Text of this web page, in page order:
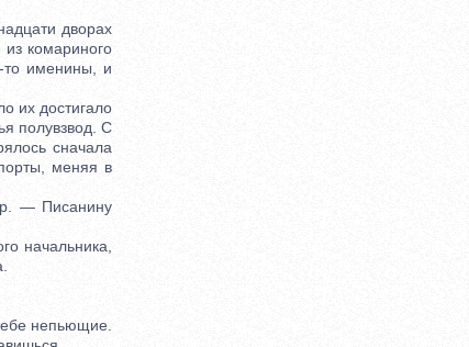
дворах
комариного
то именины, и
их достигало
полувзвод. С
сначала
меняя в
— Писанину
начальника,
непьющие.